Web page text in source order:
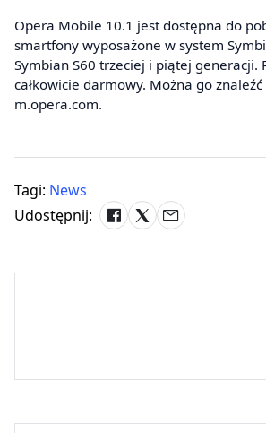
Opera Mobile 10.1 jest dostępna do
smartfony wyposażone w system
Symbian S60 trzeciej i piątej generacji.
całkowicie darmowy. Można go
m.opera.com.
Tagi: News
Udostępnij: